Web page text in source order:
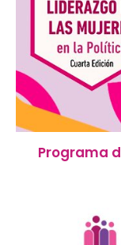
Programa